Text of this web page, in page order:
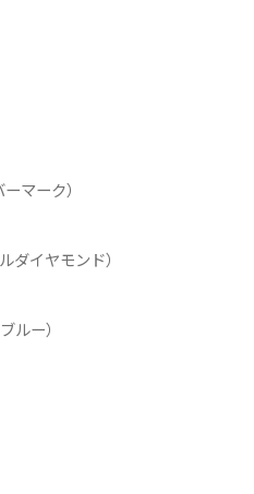
マーク）
ダイヤモンド）
ルー）